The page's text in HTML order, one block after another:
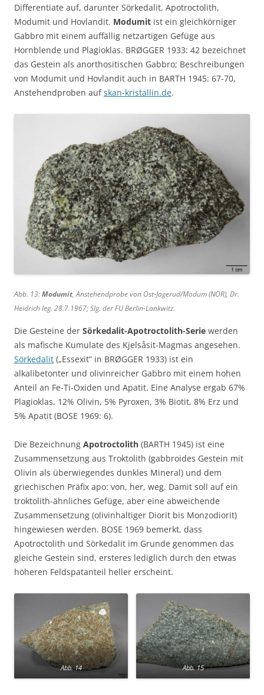
Differentiate auf, darunter Sörkedalit, Apotroctolith,
Modumit und Hovlandit. Modumit ist ein gleichkörniger
Gabbro mit einem auffällig netzartigen Gefüge aus
Hornblende und Plagioklas. BRØGGER 1933: 42 bezeichnet
das Gestein als anorthositischen Gabbro; Beschreibungen
von Modumit und Hovlandit auch in BARTH 1945: 67-70,
Anstehendproben aufskan-kristallin.de.
Abb. 13:Modumit, Anstehendprobe von Ost-Jagerud/Modum (NOR), Dr.
Heidrich leg. 28.7.1967; Slg. der FU Berlin-Lankwitz.
Die Gesteine der Sörkedalit-Apotroctolith-Serie werden
als mafische Kumulate des Kjelsåsit-Magmas angesehen.
Sörkedalit („Essexit“ in BRØGGER 1933) ist ein
alkalibetonter und olivinreicher Gabbro mit einem hohen
Anteil an Fe-Ti-Oxiden und Apatit. Eine Analyse ergab 67%
Plagioklas, 12% Olivin, 5% Pyroxen, 3% Biotit, 8% Erz und
5% Apatit (BOSE 1969: 6).
Die Bezeichnung Apotroctolith (BARTH 1945) ist eine
Zusammensetzung aus Troktolith (gabbroides Gestein mit
Olivin als überwiegendes dunkles Mineral) und dem
griechischen Präfix apo: von, her, weg. Damit soll auf ein
troktolith-ähnliches Gefüge, aber eine abweichende
Zusammensetzung (olivinhaltiger Diorit bis Monzodiorit)
hingewiesen werden. BOSE 1969 bemerkt, dass
Apotroctolith und Sörkedalit im Grunde genommen das
gleiche Gestein sind, ersteres lediglich durch den etwas
höheren Feldspatanteil heller erscheint.
Abb. 14 Abb. 15